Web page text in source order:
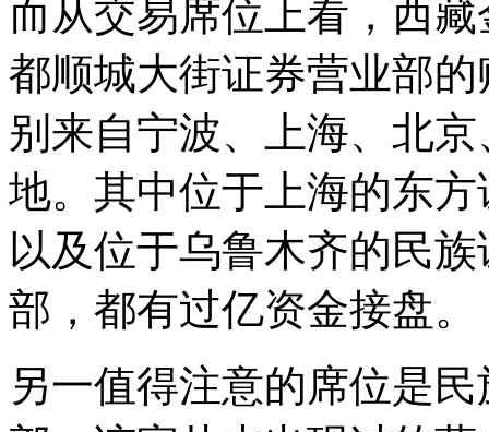
而从交易席位上看，西
都顺城大街证券营业部
别来自宁波、上海、北
地。其中位于上海的东
以及位于乌鲁木齐的民
部，都有过亿资金接盘。
另一值得注意的席位是